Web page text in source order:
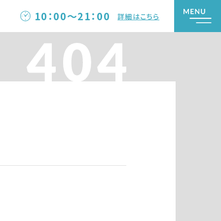
10：00～21：00 詳細はこちら